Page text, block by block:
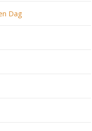
Dag